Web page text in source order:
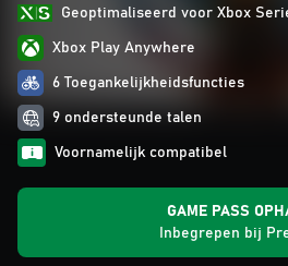
Geoptimaliseerd voor Xbox
Xbox Play Anywhere
6 Toegankelijkheidsfuncties
9 ondersteunde talen
Voornamelijk compatibel
GAME PASS
Inbegrepen bij